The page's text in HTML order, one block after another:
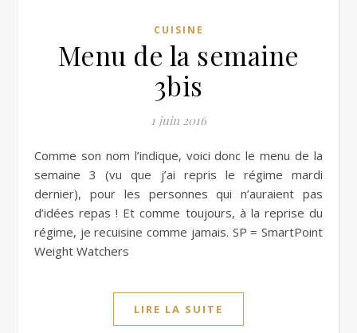
CUISINE
Menu de la semaine
3bis
1 juin 2016
Comme son nom l’indique, voici donc le menu de la
semaine 3 (vu que j’ai repris le régime mardi
dernier), pour les personnes qui n’auraient pas
d’idées repas ! Et comme toujours, à la reprise du
régime, je recuisine comme jamais. SP = SmartPoint
Weight Watchers
LIRE LA SUITE